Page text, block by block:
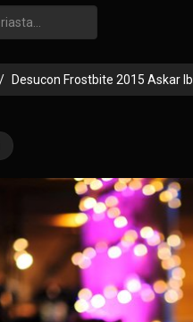
Desucon Frostbite 2015 Askar